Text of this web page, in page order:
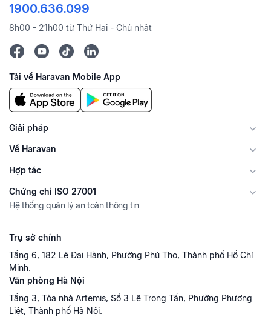
1900.636.099
8h00 - 21h00 từ Thứ Hai - Chủ nhật
Tải về Haravan Mobile App
Giải pháp
Về Haravan
Hợp tác
Chứng chỉ ISO 27001
Hệ thống quản lý an toàn thông tin
Trụ sở chính
Tầng 6, 182 Lê Đại Hành, Phường Phú Thọ, Thành phố Hồ Chí
Minh.
Văn phòng Hà Nội
Tầng 3, Tòa nhà Artemis, Số 3 Lê Trọng Tấn, Phường Phương
Liệt, Thành phố Hà Nội.